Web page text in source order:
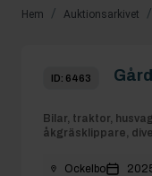
Hem / Auktionsarkivet /
ID: 6463
Bilar, traktor,
åkgräsklippare,
Ockelbo